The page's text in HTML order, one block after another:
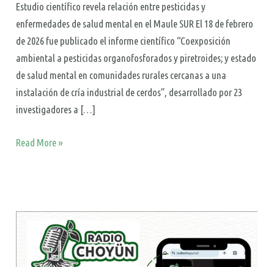
Estudio científico revela relación entre pesticidas y
enfermedades de salud mental en el Maule SUR El 18 de febrero
de 2026 fue publicado el informe científico “Coexposición
ambiental a pesticidas organofosforados y piretroides; y estado
de salud mental en comunidades rurales cercanas a una
instalación de cría industrial de cerdos”, desarrollado por 23
investigadores a […]
Read More »